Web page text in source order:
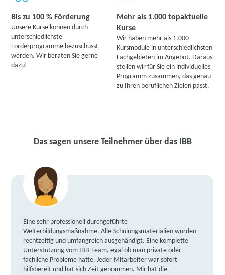
Bis zu 100 % Förderung
Unsere Kurse können durch
unterschiedlichste
Förderprogramme bezuschusst
werden. Wir beraten Sie gerne
dazu!
Mehr als 1.000 topaktuelle
Kurse
Wir haben mehr als 1.000
Kursmodule in unterschiedlichsten
Fachgebieten im Angebot. Daraus
stellen wir für Sie ein individuelles
Programm zusammen, das genau
zu Ihren beruflichen Zielen passt.
Das sagen unsere Teilnehmer über das IBB
Eine sehr professionell durchgeführte
Weiterbildungsmaßnahme. Alle Schulungsmaterialien wurden
rechtzeitig und umfangreich ausgehändigt. Eine komplette
Unterstützung vom IBB-Team, egal ob man private oder
fachliche Probleme hatte. Jeder Mitarbeiter war sofort
hilfsbereit und hat sich Zeit genommen. Mir hat die